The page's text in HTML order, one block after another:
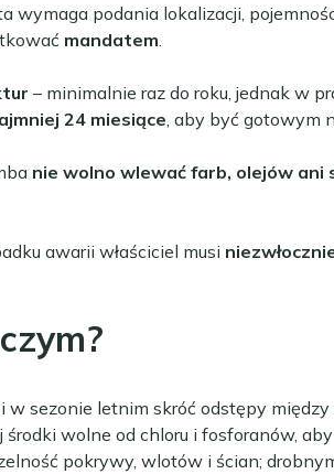
wymaga podania lokalizacji,
mandatem
– minimalnie raz do roku, jednak w
24 miesiące , aby być gotowym
nie wolno wlewać farb, olejów ani
awarii właściciel musi
w sezonie letnim skróć odstępy między
środki wolne od chloru i fosforanów,
pokrywy, wlotów i ścian;